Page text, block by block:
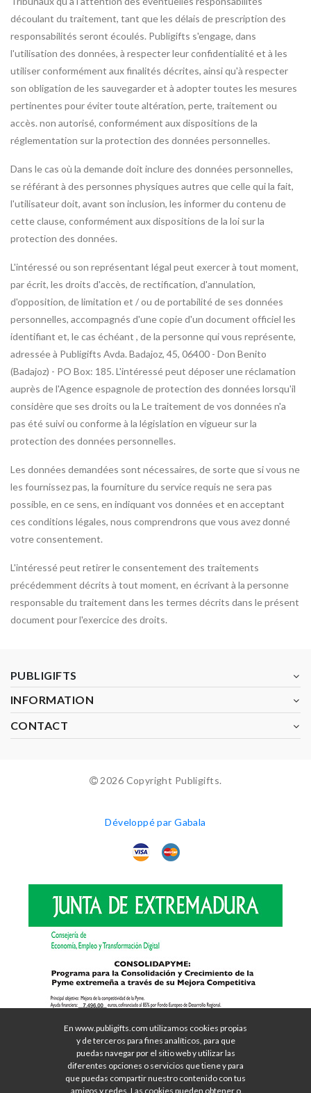
découlant du traitement, tant que les délais de prescription des
responsabilités seront écoulés. Publigifts s'engage, dans
l'utilisation des données, à respecter leur confidentialité et à les
utiliser conformément aux finalités décrites, ainsi qu'à respecter
son obligation de les sauvegarder et à adopter toutes les mesures
pertinentes pour éviter toute altération, perte, traitement ou
accès. non autorisé, conformément aux dispositions de la
réglementation sur la protection des données personnelles.
Dans le cas où la demande doit inclure des données personnelles,
se référant à des personnes physiques autres que celle qui la fait,
l'utilisateur doit, avant son inclusion, les informer du contenu de
cette clause, conformément aux dispositions de la loi sur la
protection des données.
L'intéressé ou son représentant légal peut exercer à tout moment,
par écrit, les droits d'accès, de rectification, d'annulation,
d'opposition, de limitation et / ou de portabilité de ses données
personnelles, accompagnés d'une copie d'un document officiel les
identifiant et, le cas échéant , de la personne qui vous représente,
adressée à Publigifts Avda. Badajoz, 45, 06400 - Don Benito
(Badajoz) - PO Box: 185. L'intéressé peut déposer une réclamation
auprès de l'Agence espagnole de protection des données lorsqu'il
considère que ses droits ou la Le traitement de vos données n'a
pas été suivi ou conforme à la législation en vigueur sur la
protection des données personnelles.
Les données demandées sont nécessaires, de sorte que si vous ne
les fournissez pas, la fourniture du service requis ne sera pas
possible, en ce sens, en indiquant vos données et en acceptant
ces conditions légales, nous comprendrons que vous avez donné
votre consentement.
L'intéressé peut retirer le consentement des traitements
précédemment décrits à tout moment, en écrivant à la personne
responsable du traitement dans les termes décrits dans le présent
document pour l'exercice des droits.
PUBLIGIFTS
INFORMATION
CONTACT
2026 Copyright Publigifts.
Développé par Gabala
En www.publigifts.com utilizamos cookies propias
y de terceros para fines analíticos, para que
puedas navegar por el sitio web y utilizar las
diferentes opciones o servicios que tiene y para
que puedas compartir nuestro contenido con tus
amigos y redes. Las cookies pueden obtener o